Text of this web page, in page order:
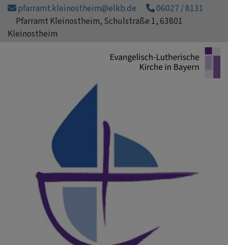
Direkt
Inhalt
pfarramt.kleinostheim@elkb.de
06027 / 8131
Pfarramt Kleinostheim, Schulstraße 1, 63801
Kleinostheim